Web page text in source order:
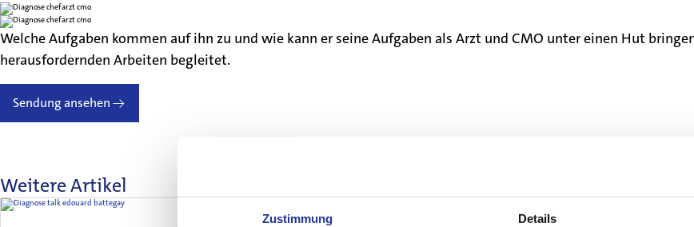
Zustimmung Details
Welche Aufgaben kommen auf ihn zu und wie kann er seine Aufgaben als Arzt und CMO unter einen Hut
herausfordernden Arbeiten begleitet.
Sendung ansehen
Weitere Artikel